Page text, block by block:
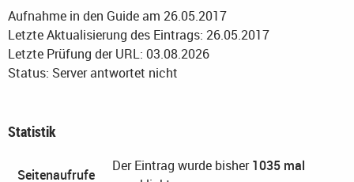
Aufnahme in den Guide am 26.05.2017
Letzte Aktualisierung des Eintrags: 26.05.2017
Letzte Prüfung der URL: 03.08.2026
Status: Server antwortet nicht
Statistik
Seitenaufrufe
Der Eintrag wurde bisher1035 mal